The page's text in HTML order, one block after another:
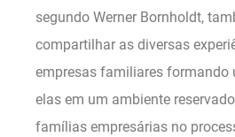
segundo Werner Bornholdt,
compartilhar as diversas
empresas familiares formando
elas em um ambiente
famílias empresárias no